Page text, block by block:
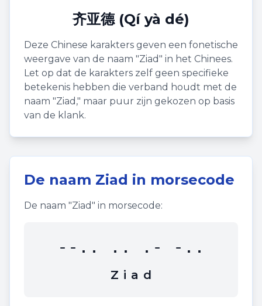
齐亚德 (Qí yà dé)
Deze Chinese karakters geven een fonetische
weergave van de naam "Ziad" in het Chinees.
Let op dat de karakters zelf geen specifieke
betekenis hebben die verband houdt met de
naam "Ziad ," maar puur zijn gekozen op basis
van de klank.
De naam Ziad in morsecode
De naam "Ziad" in morsecode:
--.. .. .- -..
Z i a d